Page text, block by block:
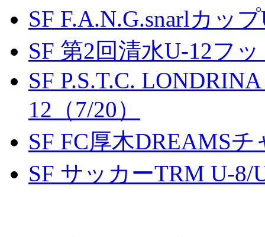
SF F.A.N.G.snarlカッ
SF 第2回清水U-12フ
SF P.S.T.C.
12（7/20）
SF FC厚木DREAMS
SF サッカーTRM U-8/